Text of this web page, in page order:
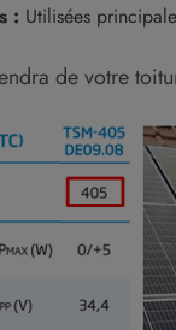
: Utilisées
de votre